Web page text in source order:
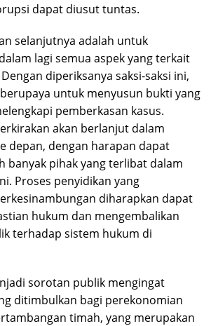
dapat diusut tuntas.
selanjutnya adalah untuk
lagi semua aspek yang terkait
diperiksanya saksi-saksi ini,
untuk menyusun bukti yang
pemberkasan kasus.
akan berlanjut dalam
depan, dengan harapan dapat
banyak pihak yang terlibat dalam
Proses penyidikan yang
diharapkan dapat
hukum dan mengembalikan
terhadap sistem hukum di
sorotan publik mengingat
ditimbulkan bagi perekonomian
timah, yang merupakan